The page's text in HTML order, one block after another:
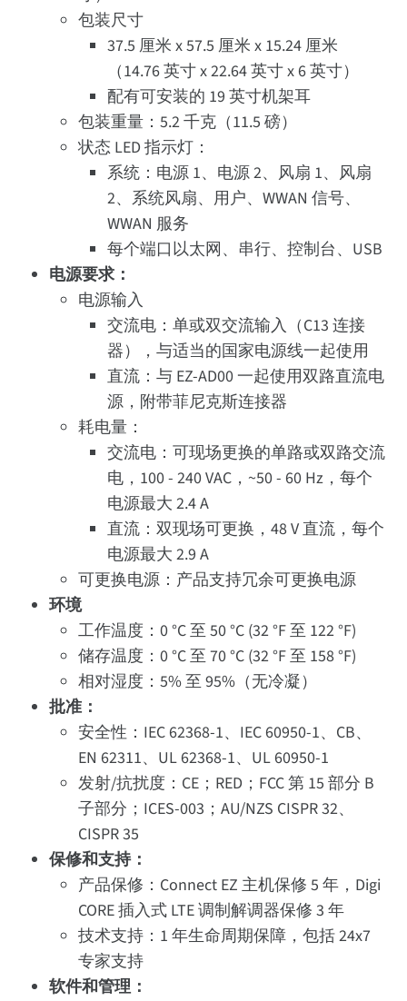
包装尺寸
37.5 厘米 x 57.5 厘米 x 15.24 厘米
（14.76 英寸 x 22.64 英寸 x 6 英寸）
配有可安装的 19 英寸机架耳
包装重量：5.2 千克（11.5 磅）
状态 LED 指示灯：
系统：电源 1、电源 2、风扇 1、风扇
2、系统风扇、用户、WWAN 信号、
WWAN 服务
每个端口以太网、串行、控制台、USB
电源要求：
电源输入
交流电：单或双交流输入（C13 连接
器），与适当的国家电源线一起使用
直流：与 EZ-AD00 一起使用双路直流电
源，附带菲尼克斯连接器
耗电量：
交流电：可现场更换的单路或双路交流
电，100 - 240 VAC，~50 - 60 Hz，每个
电源最大 2.4 A
直流：双现场可更换，48 V 直流，每个
电源最大 2.9 A
可更换电源：产品支持冗余可更换电源
环境
工作温度：0 °C 至 50 °C (32 °F 至 122 °F)
储存温度：0 °C 至 70 °C (32 °F 至 158 °F)
相对湿度：5% 至 95%（无冷凝）
批准：
安全性：IEC 62368-1、IEC 60950-1、CB、
EN 62311、UL 62368-1、UL 60950-1
发射/抗扰度：CE；RED；FCC 第 15 部分 B
子部分；ICES-003；AU/NZS CISPR 32、
CISPR 35
保修和支持：
产品保修：Connect EZ 主机保修 5 年，Digi
CORE 插入式 LTE 调制解调器保修 3 年
技术支持：1 年生命周期保障，包括 24x7
专家支持
软件和管理：